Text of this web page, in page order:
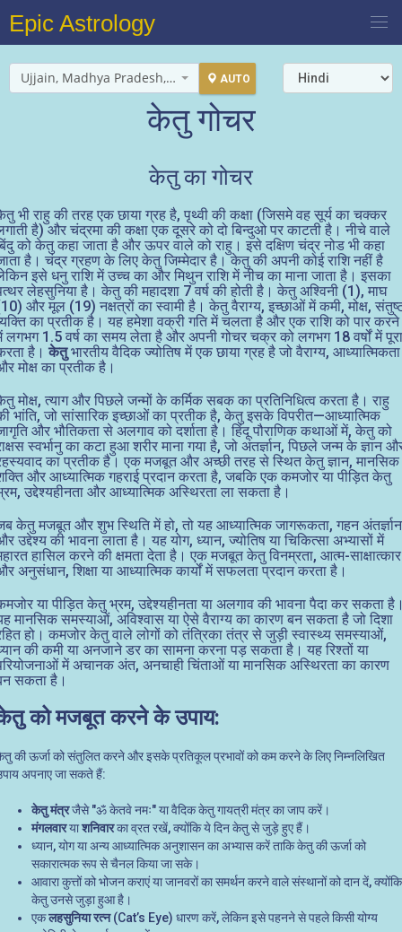
Epic Astrology
Ujjain, Madhya Pradesh, India AUTO
केतु गोचर
केतु का गोचर
भी राहु की तरह एक छाया ग्रह है, पृथ्वी की कक्षा (जिसमे वह सूर्य का चक्कर
है) और चंद्रमा की कक्षा एक दूसरे को दो बिन्दुओ पर काटती है। नीचे वाले
को केतु कहा जाता है और ऊपर वाले को राहु। इसे दक्षिण चंद्र नोड भी कहा
है। चंद्र ग्रहण के लिए केतु जिम्मेदार है। केतु की अपनी कोई राशि नहीं है
इसे धनु राशि में उच्च का और मिथुन राशि में नीच का माना जाता है। इसका
लेहसुनिया है। केतु की महादशा 7 वर्ष की होती है। केतु अश्विनी (1), माघ
और मूल (19) नक्षत्रों का स्वामी है। केतु वैराग्य, इच्छाओं में कमी, मोक्ष,
का प्रतीक है। यह हमेशा वक्री गति में चलता है और एक राशि को पार करने
लगभग 1.5 वर्ष का समय लेता है और अपनी गोचर चक्र को लगभग 18 वर्षों में पूरा
है।केतुभारतीय वैदिक ज्योतिष में एक छाया ग्रह है जो वैराग्य, आध्यात्मिकता
मोक्ष का प्रतीक है।
मोक्ष, त्याग और पिछले जन्मों के कर्मिक सबक का प्रतिनिधित्व करता है। राहु
भांति, जो सांसारिक इच्छाओं का प्रतीक है, केतु इसके विपरीत—आध्यात्मिक
और भौतिकता से अलगाव को दर्शाता है। हिंदू पौराणिक कथाओं में, केतु को
स्वर्भानु का कटा हुआ शरीर माना गया है, जो अंतर्ज्ञान, पिछले जन्म के ज्ञान
का प्रतीक है। एक मजबूत और अच्छी तरह से स्थित केतु ज्ञान, मानसिक
और आध्यात्मिक गहराई प्रदान करता है, जबकि एक कमजोर या पीड़ित केतु
उद्देश्यहीनता और आध्यात्मिक अस्थिरता ला सकता है।
केतु मजबूत और शुभ स्थिति में हो, तो यह आध्यात्मिक जागरूकता, गहन अंतर्ज्ञान
उद्देश्य की भावना लाता है। यह योग, ध्यान, ज्योतिष या चिकित्सा अभ्यासों में
हासिल करने की क्षमता देता है। एक मजबूत केतु विनम्रता, आत्म-साक्षात्कार
अनुसंधान, शिक्षा या आध्यात्मिक कार्यों में सफलता प्रदान करता है।
या पीड़ित केतु भ्रम, उद्देश्यहीनता या अलगाव की भावना पैदा कर सकता
मानसिक समस्याओं, अविश्वास या ऐसे वैराग्य का कारण बन सकता है जो दिशा
हो। कमजोर केतु वाले लोगों को तंत्रिका तंत्र से जुड़ी स्वास्थ्य समस्याओं,
की कमी या अनजाने डर का सामना करना पड़ सकता है। यह रिश्तों या
में अचानक अंत, अनचाही चिंताओं या मानसिक अस्थिरता का कारण
सकता है।
को मजबूत करने के उपाय:
की ऊर्जा को संतुलित करने और इसके प्रतिकूल प्रभावों को कम करने के लिए निम्नलिखित
अपनाए जा सकते हैं:
केतु मंत्रजैसे "ॐ केतवे नमः" या वैदिक केतु गायत्री मंत्र का जाप करें।
मंगलवारयाशनिवारका व्रत रखें, क्योंकि ये दिन केतु से जुड़े हुए हैं।
ध्यान, योग या अन्य आध्यात्मिक अनुशासन का अभ्यास करें ताकि केतु की ऊर्जा को
सकारात्मक रूप से चैनल किया जा सके।
आवारा कुत्तों को भोजन कराएं या जानवरों का समर्थन करने वाले संस्थानों को दान दें, क्योंकि
केतु उनसे जुड़ा हुआ है।
एकलहसुनिया रत्न(Cat’s Eye) धारण करें, लेकिन इसे पहनने से पहले किसी योग्य